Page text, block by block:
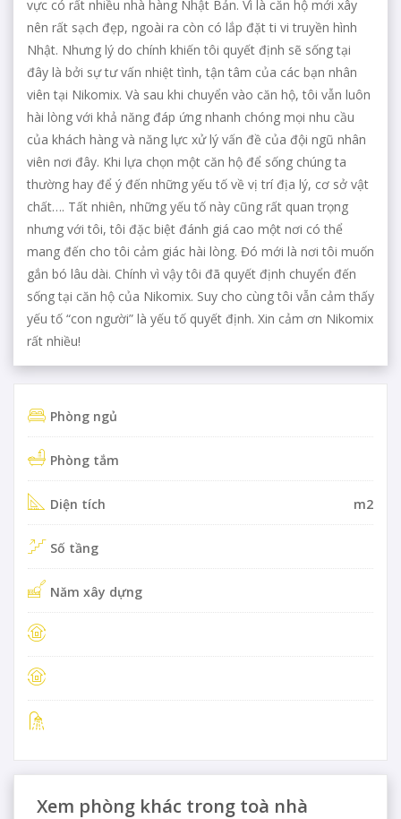
vực có rất nhiều nhà hàng Nhật Bản. Vì là căn hộ mới xây
nên rất sạch đẹp, ngoài ra còn có lắp đặt ti vi truyền hình
Nhật. Nhưng lý do chính khiến tôi quyết định sẽ sống tại
đây là bởi sự tư vấn nhiệt tình, tận tâm của các bạn nhân
viên tại Nikomix. Và sau khi chuyển vào căn hộ, tôi vẫn luôn
hài lòng với khả năng đáp ứng nhanh chóng mọi nhu cầu
của khách hàng và năng lực xử lý vấn đề của đội ngũ nhân
viên nơi đây. Khi lựa chọn một căn hộ để sống chúng ta
thường hay để ý đến những yếu tố về vị trí địa lý, cơ sở vật
chất…. Tất nhiên, những yếu tố này cũng rất quan trọng
nhưng với tôi, tôi đặc biệt đánh giá cao một nơi có thể
mang đến cho tôi cảm giác hài lòng. Đó mới là nơi tôi muốn
gắn bó lâu dài. Chính vì vậy tôi đã quyết định chuyển đến
sống tại căn hộ của Nikomix. Suy cho cùng tôi vẫn cảm thấy
yếu tố “con người” là yếu tố quyết định. Xin cảm ơn Nikomix
rất nhiều!
Phòng ngủ
Phòng tắm
Diện tích m2
Số tầng
Năm xây dựng
Xem phòng khác trong toà nhà